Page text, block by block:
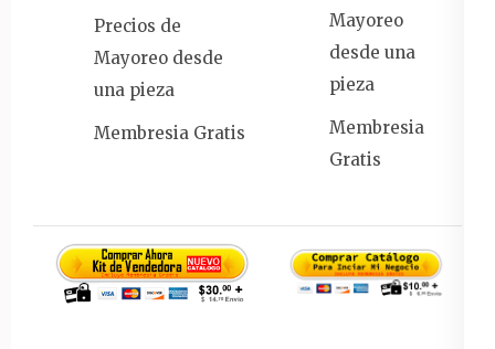
Precios de
Mayoreo desde
una pieza
Membresia Gratis
Mayoreo
desde una
pieza
Membresia
Gratis